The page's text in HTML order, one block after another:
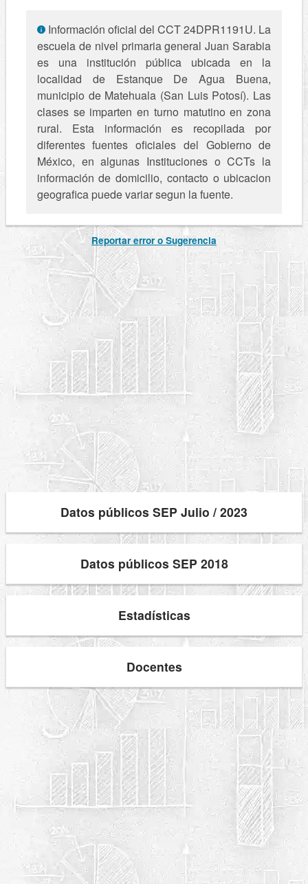
Información oficial del CCT 24DPR1191U. La
escuela de nivel primaria general Juan Sarabia
es una institución pública ubicada en la
localidad de Estanque De Agua Buena,
municipio de Matehuala (San Luis Potosí). Las
clases se imparten en turno matutino en zona
rural. Esta información es recopilada por
diferentes fuentes oficiales del Gobierno de
México, en algunas Instituciones o CCTs la
información de domicilio, contacto o ubicacion
geografica puede variar segun la fuente.
Reportar error o Sugerencia
Datos públicos SEP Julio / 2023
Datos públicos SEP 2018
Estadísticas
Docentes